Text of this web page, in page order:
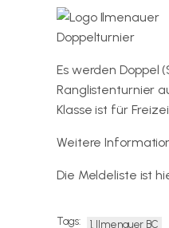
Es werden Doppel
Ranglistenturnier
Klasse ist für
Weitere
Die Meldeliste ist
Tags: 1. Ilmenauer BC